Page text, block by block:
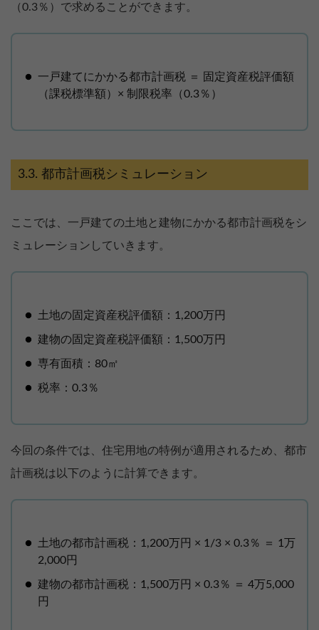
（0.3％）で求めることができます。
一戸建てにかかる都市計画税 ＝ 固定資産税評価額
（課税標準額）× 制限税率（0.3％）
都市計画税シミュレーション
ここでは、一戸建ての土地と建物にかかる都市計画税をシ
ミュレーションしていきます。
土地の固定資産税評価額：1,200万円
建物の固定資産税評価額：1,500万円
専有面積：80㎡
税率：0.3％
今回の条件では、住宅用地の特例が適用されるため、都市
計画税は以下のように計算できます。
土地の都市計画税：1,200万円 × 1/3 × 0.3％ ＝ 1万
2,000円
建物の都市計画税：1,500万円 × 0.3％ ＝ 4万5,000
円